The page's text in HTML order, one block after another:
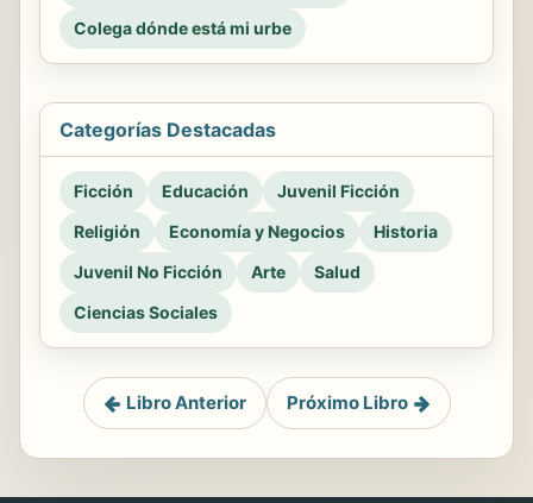
Colega dónde está mi urbe
Categorías Destacadas
Ficción Educación
Juvenil Ficción
Religión
Economía y Negocios
Historia
Juvenil No Ficción
Arte
Salud
Ciencias Sociales
Libro Anterior Próximo Libro